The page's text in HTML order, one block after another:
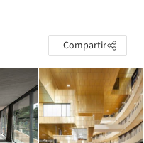
Compartir